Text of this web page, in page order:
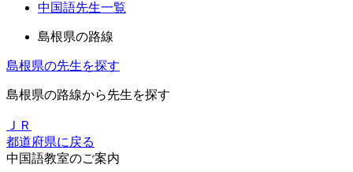
中国語先生一覧
島根県の路線
島根県の先生を探す
島根県の路線から先生を探す
ＪＲ
都道府県に戻る
中国語教室のご案内